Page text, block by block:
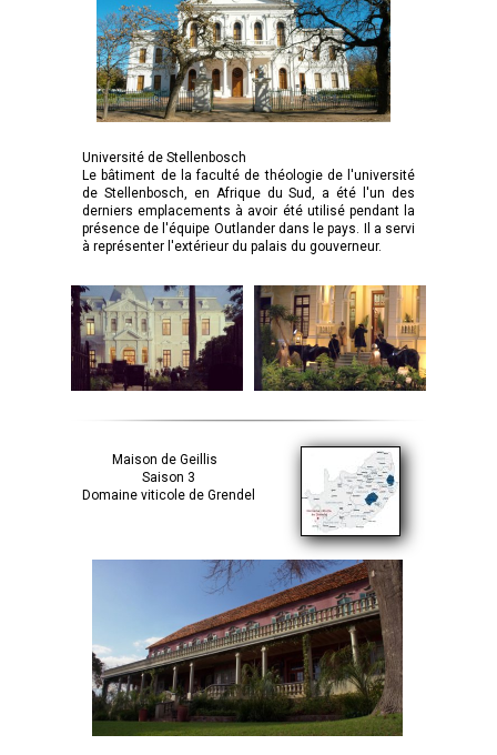
Maison de Geillis
Saison 3
Domaine viticole de Grendel
Université de Stellenbosch
Le bâtiment de la faculté de théologie de l'université
de Stellenbosch, en Afrique du Sud, a été l'un des
derniers emplacements à avoir été utilisé pendant la
présence de l'équipe Outlander dans le pays. Il a servi
à représenter l'extérieur du palais du gouverneur.